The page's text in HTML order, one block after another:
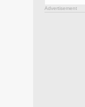
Advertisement